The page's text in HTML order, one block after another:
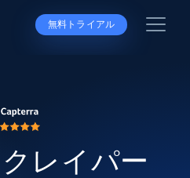
無料トライアル
レイパー